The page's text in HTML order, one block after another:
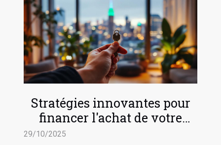
Stratégies innovantes pour
financer l'achat de votre
premier logement
29/10/2025